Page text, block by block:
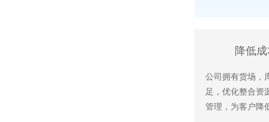
降低
公司拥有货场，
足，优化整合资
管理，为客户降